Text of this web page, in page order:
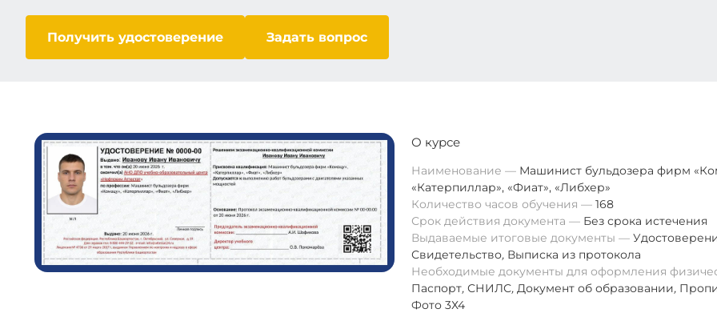
Получить удостоверение Задать вопрос
О курсе
Наименование
Машинист бульдозера фирм
«Катерпиллар», «Фиат», «Либхер»
Количество часов обучения
168
Срок действия документа
Без срока истечения
Выдаваемые итоговые документы
Свидетельство, Выписка из протокола
Необходимые документы для оформления
Паспорт, СНИЛС, Документ об образовании,
Фото 3Х4